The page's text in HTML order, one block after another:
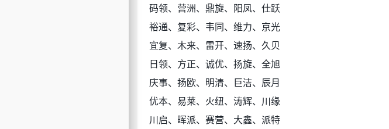
码领、营洲、鼎旋、阳凤、仕跃
裕通、复彩、韦同、维力、京光
宜复、木来、雷开、速扬、久贝
日领、方正、诚优、扬旋、全旭
庆事、扬欧、明清、巨洁、辰月
优本、易莱、火纽、涛辉、川缘
川启、晖派、赛营、大鑫、派特